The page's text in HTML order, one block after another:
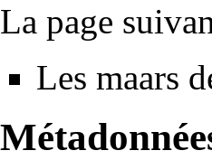
La page
Les maars